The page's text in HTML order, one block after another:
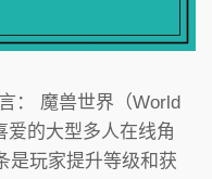
： 魔兽世界（World
爱的大型多人在线角
是玩家提升等级和获